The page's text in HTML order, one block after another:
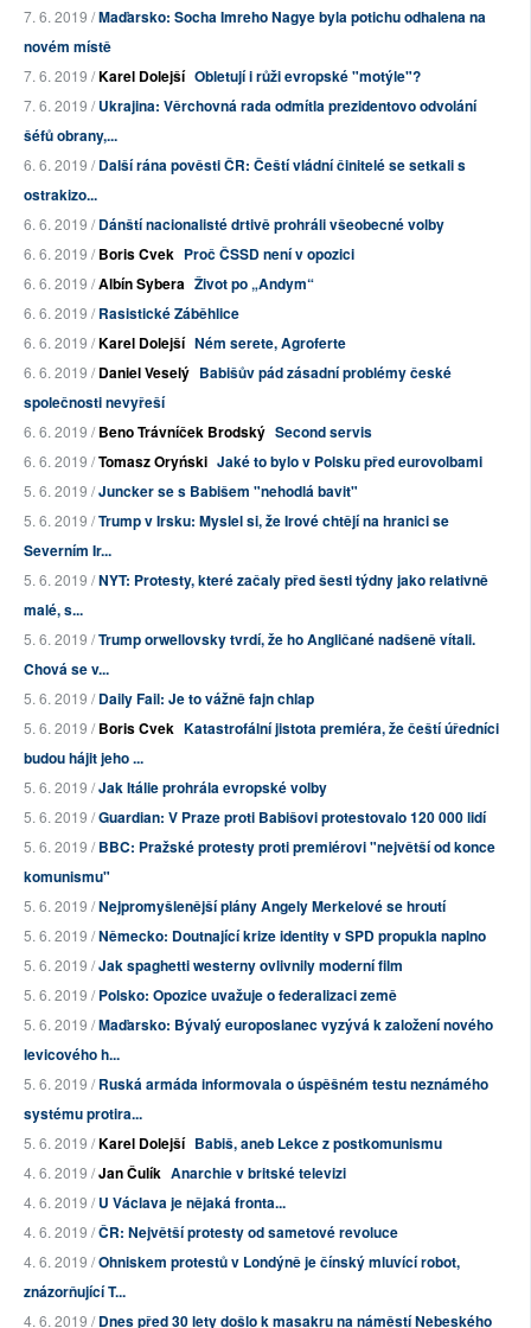
7. 6. 2019 /Maďarsko: Socha Imreho Nagye byla potichu odhalena na
novém místě
7. 6. 2019 /Karel Dolejší Obletují i růži evropské "motýle"?
7. 6. 2019 /Ukrajina: Věrchovná rada odmítla prezidentovo odvolání
šéfů obrany,...
6. 6. 2019 /Další rána pověsti ČR: Čeští vládní činitelé se setkali s
ostrakizo...
6. 6. 2019 /Dánští nacionalisté drtivě prohráli všeobecné volby
6. 6. 2019 /Boris Cvek Proč ČSSD není v opozici
6. 6. 2019 /Albín Sybera Život po „Andym“
6. 6. 2019 /Rasistické Záběhlice
6. 6. 2019 /Karel Dolejší Ném serete, Agroferte
6. 6. 2019 /Daniel Veselý Babišův pád zásadní problémy české
společnosti nevyřeší
6. 6. 2019 /Beno Trávníček Brodský Second servis
6. 6. 2019 /Tomasz Oryński Jaké to bylo v Polsku před eurovolbami
5. 6. 2019 /Juncker se s Babišem "nehodlá bavit"
5. 6. 2019 /Trump v Irsku: Myslel si, že Irové chtějí na hranici se
Severním Ir...
5. 6. 2019 /NYT: Protesty, které začaly před šesti týdny jako relativně
malé, s...
5. 6. 2019 /Trump orwellovsky tvrdí, že ho Angličané nadšeně vítali.
Chová se v...
5. 6. 2019 /Daily Fail: Je to vážně fajn chlap
5. 6. 2019 /Boris Cvek Katastrofální jistota premiéra, že čeští úředníci
budou hájit jeho ...
5. 6. 2019 /Jak Itálie prohrála evropské volby
5. 6. 2019 /Guardian: V Praze proti Babišovi protestovalo 120 000 lidí
5. 6. 2019 /BBC: Pražské protesty proti premiérovi "největší od konce
komunismu"
5. 6. 2019 /Nejpromyšlenější plány Angely Merkelové se hroutí
5. 6. 2019 /Německo: Doutnající krize identity v SPD propukla naplno
5. 6. 2019 /Jak spaghetti westerny ovlivnily moderní film
5. 6. 2019 /Polsko: Opozice uvažuje o federalizaci země
5. 6. 2019 /Maďarsko: Bývalý europoslanec vyzývá k založení nového
levicového h...
5. 6. 2019 /Ruská armáda informovala o úspěšném testu neznámého
systému protira...
5. 6. 2019 /Karel Dolejší Babiš, aneb Lekce z postkomunismu
4. 6. 2019 /Jan Čulík Anarchie v britské televizi
4. 6. 2019 /U Václava je nějaká fronta...
4. 6. 2019 /ČR: Největší protesty od sametové revoluce
4. 6. 2019 /Ohniskem protestů v Londýně je čínský mluvící robot,
znázorňující T...
4. 6. 2019 /Dnes před 30 lety došlo k masakru na náměstí Nebeského